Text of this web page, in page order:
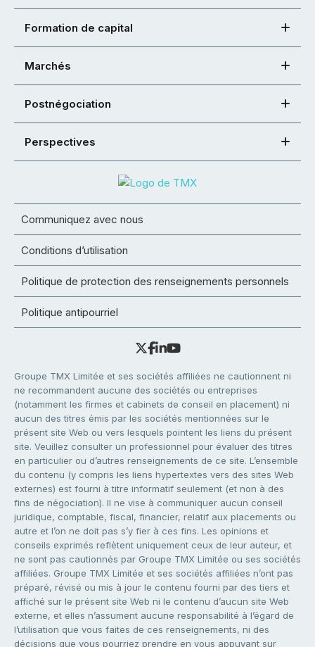
Formation de capital
Marchés
Postnégociation
Perspectives
Communiquez avec nous
Conditions d’utilisation
Politique de protection des renseignements personnels
Politique antipourriel
Groupe TMX Limitée et ses sociétés affiliées ne cautionnent ni
ne recommandent aucune des sociétés ou entreprises
(notamment les firmes et cabinets de conseil en placement) ni
aucun des titres émis par les sociétés mentionnées sur le
présent site Web ou vers lesquels pointent les liens du présent
site. Veuillez consulter un professionnel pour évaluer des titres
en particulier ou d’autres renseignements de ce site. L’ensemble
du contenu (y compris les liens hypertextes vers des sites Web
externes) est fourni à titre informatif seulement (et non à des
fins de négociation). Il ne vise à communiquer aucun conseil
juridique, comptable, fiscal, financier, relatif aux placements ou
autre et l’on ne doit pas s’y fier à ces fins. Les opinions et
conseils exprimés reflètent uniquement ceux de leur auteur, et
ne sont pas cautionnés par Groupe TMX Limitée ou ses sociétés
affiliées. Groupe TMX Limitée et ses sociétés affiliées n’ont pas
préparé, révisé ou mis à jour le contenu fourni par des tiers et
affiché sur le présent site Web ni le contenu d’aucun site Web
externe, et elles n’assument aucune responsabilité à l’égard de
l’utilisation que vous faites de ces renseignements, ni des
décisions que vous pourriez prendre en vous appuyant sur